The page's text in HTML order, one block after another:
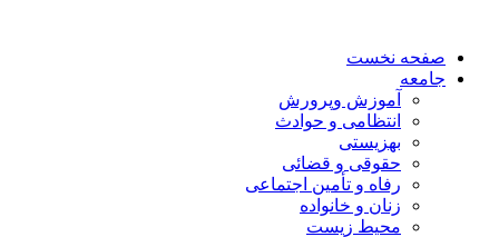
صفحه نخست
جامعه
آموزش وپرورش
انتظامی و حوادث
بهزیستی
حقوقی و قضائی
رفاه و تأمین اجتماعی
زنان و خانواده
محیط زیست